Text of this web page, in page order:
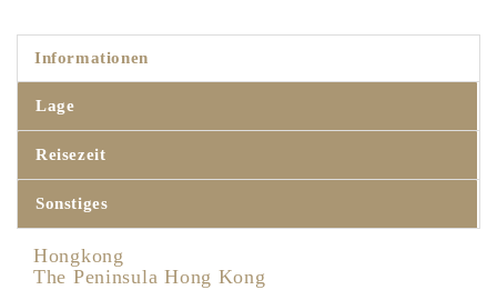
Informationen
Lage
Reisezeit
Sonstiges
Hongkong
The Peninsula Hong Kong